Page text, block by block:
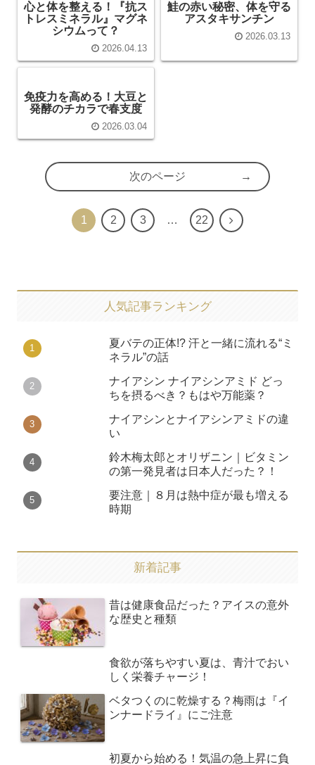
心と体を整える！『抗ス
トレスミネラル』マグネ
シウムって？
2026.04.13
鮭の赤い秘密、体を守る
アスタキサンチン
2026.03.13
免疫力を高める！大豆と
発酵のチカラで春支度
2026.03.04
次のページ
1 2 3 … 22
人気記事ランキング
夏バテの正体!? 汗と一緒に流れる“ミ
ネラル”の話
ナイアシン ナイアシンアミド どっ
ちを摂るべき？もはや万能薬？
ナイアシンとナイアシンアミドの違
い
鈴木梅太郎とオリザニン｜ビタミン
の第一発見者は日本人だった？！
要注意｜８月は熱中症が最も増える
時期
新着記事
昔は健康食品だった？アイスの意外
な歴史と種類
食欲が落ちやすい夏は、青汁でおい
しく栄養チャージ！
ベタつくのに乾燥する？梅雨は『イ
ンナードライ』にご注意
初夏から始める！気温の急上昇に負